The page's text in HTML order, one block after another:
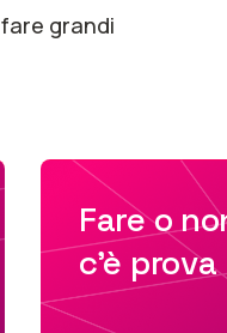
grandi
Fare o
c'è prova